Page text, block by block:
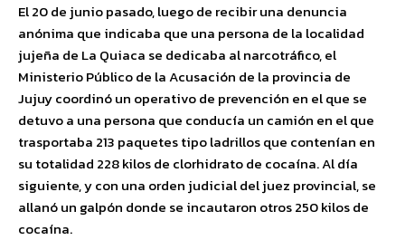
El 20 de junio pasado, luego de recibir una denuncia
anónima que indicaba que una persona de la localidad
jujeña de La Quiaca se dedicaba al narcotráfico, el
Ministerio Público de la Acusación de la provincia de
Jujuy coordinó un operativo de prevención en el que se
detuvo a una persona que conducía un camión en el que
trasportaba 213 paquetes tipo ladrillos que contenían en
su totalidad 228 kilos de clorhidrato de cocaína. Al día
siguiente, y con una orden judicial del juez provincial, se
allanó un galpón donde se incautaron otros 250 kilos de
cocaína.